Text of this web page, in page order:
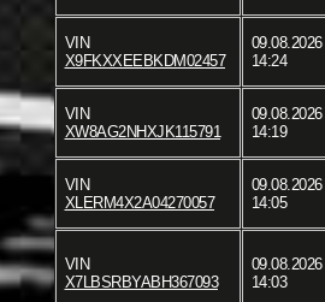
VIN
X9FKXXEEBKDM02457
09.08.2026
14:24
VIN
XW8AG2NHXJK115791
09.08.2026
14:19
VIN
XLERM4X2A04270057
09.08.2026
14:05
VIN
X7LBSRBYABH367093
09.08.2026
14:03